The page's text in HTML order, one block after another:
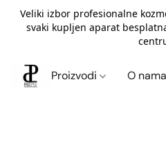
Veliki izbor profesionalne
svaki kupljen aparat
Proizvodi O nama